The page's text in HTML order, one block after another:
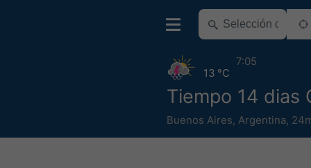
Tiempo 14 dias
Buenos Aires, Argentina,
13 °C
7:05